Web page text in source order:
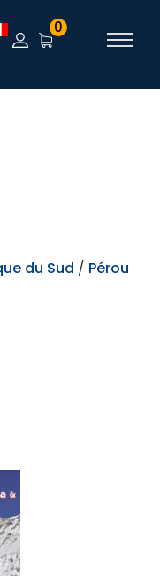
0
du Sud / Pérou